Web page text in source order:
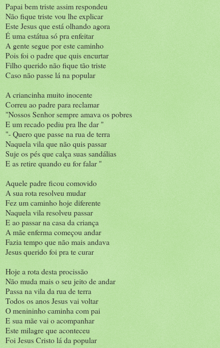
Papai bem triste assim respondeu
Não fique triste vou lhe explicar
Este Jesus que está olhando agora
É uma estátua só pra enfeitar
A gente segue por este caminho
Pois foi o padre que quis encurtar
Filho querido não fique tão triste
Caso não passe lá na popular
A criancinha muito inocente
Correu ao padre para reclamar
"Nossos Senhor sempre amava os pobres
E um recado pediu pra lhe dar "
"- Quero que passe na rua de terra
Naquela vila que não quis passar
Suje os pés que calça suas sandálias
E as retire quando eu for falar "
Aquele padre ficou comovido
A sua rota resolveu mudar
Fez um caminho hoje diferente
Naquela vila resolveu passar
E ao passar na casa da criança
A mãe enferma começou andar
Fazia tempo que não mais andava
Jesus querido foi pra te curar
Hoje a rota desta procissão
Não muda mais o seu jeito de andar
Passa na vila da rua de terra
Todos os anos Jesus vai voltar
O menininho caminha com pai
E sua mãe vai o acompanhar
Este milagre que aconteceu
Foi Jesus Cristo lá da popular